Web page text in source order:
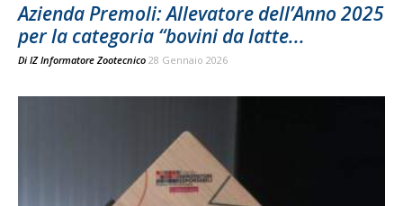
Azienda Premoli: Allevatore dell’Anno 2025
per la categoria “bovini da latte...
Di IZ Informatore Zootecnico 28 Gennaio 2026